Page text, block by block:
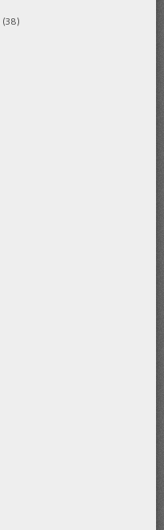
(38)